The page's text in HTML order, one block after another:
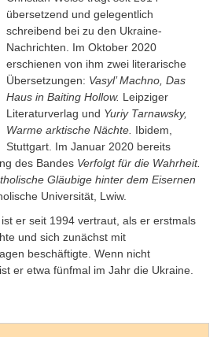
übersetzend und gelegentlich
schreibend bei zu den Ukraine-
Nachrichten. Im Oktober 2020
erschienen von ihm zwei literarische
Übersetzungen: Vasyl’ Machno, Das
Haus in Baiting Hollow. Leipziger
Literaturverlag und Yuriy Tarnawsky,
Warme arktische Nächte. Ibidem,
Stuttgart. Im Januar 2020 bereits
des Bandes Verfolgt für die Wahrheit.
Gläubige hinter dem Eisernen
Universität, Lwiw.
er seit 1994 vertraut, als er erstmals
und sich zunächst mit
beschäftigte. Wenn nicht
er etwa fünfmal im Jahr die Ukraine.